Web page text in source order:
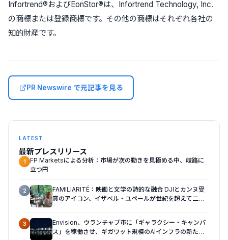
Infortrend®およびEonStor®は、Infortrend Technology, Inc.
の商標または登録商標です。その他の商標はそれぞれ各社の
知的財産です。
PR Newswire で元記事を見る
LATEST
最新プレスリリース
1
FP Marketsによる分析：市場が次の動きを見極める中、岐路に
立つ円
2
FAMILIARITÉ：映画と文学の詩的な融合 DJIとカンヌ受
賞のアイコン、イザベル・ユペールが世紀を超えて二人
3
Envision、ウランチャブ市に「ギャラクシー・キャンパ
ス」を稼働させ、ギガワット規模のAIインフラの新たな